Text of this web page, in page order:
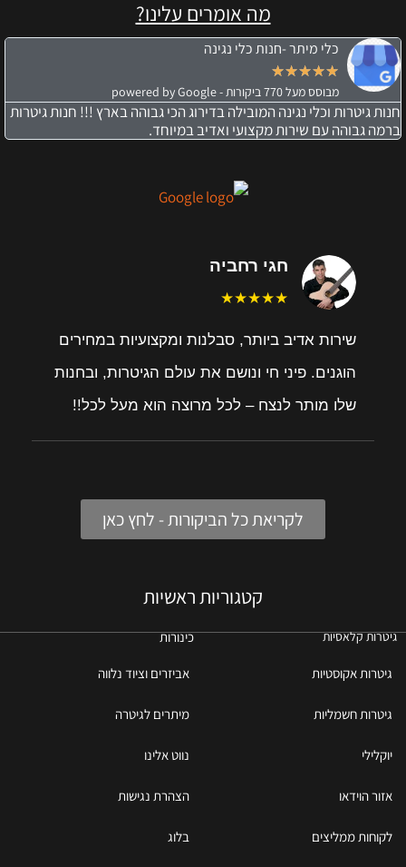
מה אומרים עלינו?
כלי מיתר -חנות כלי נגינה
★
★
★
★
★
מבוסס מעל 770 ביקורות - powered by Google
חנות גיטרות וכלי נגינה המובילה בדירוג הכי גבוהה בארץ !!! חנות גיטרות
ברמה גבוהה עם שירות מקצועי ואדיב במיוחד.
חגי רחביה
★★★★★
שירות אדיב ביותר, סבלנות ומקצועיות במחירים
הוגנים. פיני חי ונושם את עולם הגיטרות, ובחנות
שלו מותר לנצח – לכל מרוצה הוא מעל לכל!!
לקריאת כל הביקורות - לחץ כאן
קטגוריות ראשיות
גיטרות קלאסיות כינורות
גיטרות אקוסטיות אביזרים וציוד נלווה
גיטרות חשמליות מיתרים לגיטרה
יוקלילי נווט אלינו
אזור הוידאו הצהרת נגישות
לקוחות ממליצים בלוג